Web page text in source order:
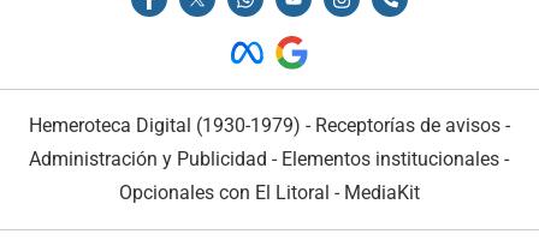
Hemeroteca Digital (1930-1979) - Receptorías de avisos -
Administración y Publicidad - Elementos institucionales -
Opcionales con El Litoral - MediaKit